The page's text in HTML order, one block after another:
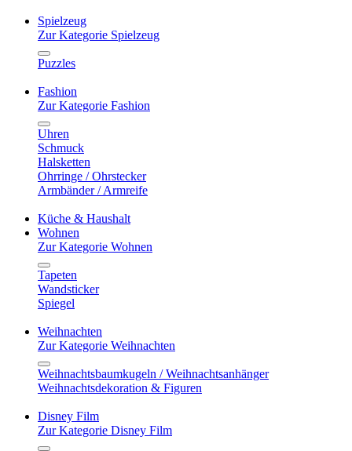
Spielzeug
Zur Kategorie Spielzeug
Puzzles
Fashion
Zur Kategorie Fashion
Uhren
Schmuck
Halsketten
Ohrringe / Ohrstecker
Armbänder / Armreife
Küche & Haushalt
Wohnen
Zur Kategorie Wohnen
Tapeten
Wandsticker
Spiegel
Weihnachten
Zur Kategorie Weihnachten
Weihnachtsbaumkugeln / Weihnachtsanhänger
Weihnachtsdekoration & Figuren
Disney Film
Zur Kategorie Disney Film